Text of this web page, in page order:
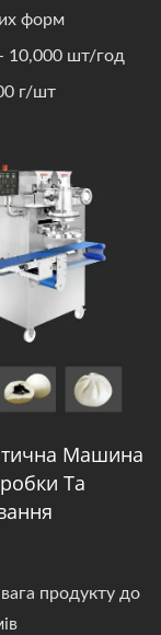
форм
10,000 шт/год
г/шт
Машина
Та
продукту до